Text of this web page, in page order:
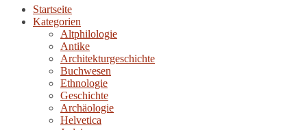
Startseite
Kategorien
Altphilologie
Antike
Architekturgeschichte
Buchwesen
Ethnologie
Geschichte
Archäologie
Helvetica